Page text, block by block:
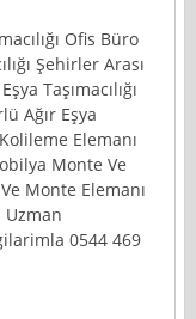
Ofis Büro
Şehirler Arası
Taşımacılığı
Ağır Eşya
Kolileme Elemanı
Monte Ve
Monte Elemanı
Uzman
0544 469